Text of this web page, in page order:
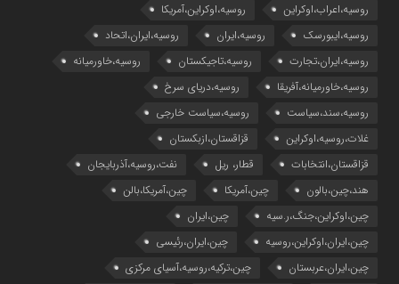
روسیه،اعراب،اوکراین
روسیه،اوکراین،آمریکا
روسیه،ایبورسک
روسیه،ایران
روسیه،ایران،اتحاد
روسیه،ایران،تجارت
روسیه،تاجیکستان
روسیه،خاورمیانه
روسیه،خاورمیانه،آفریقا
روسیه،دریای سرخ
روسیه،سند،سیاست
روسیه،سیاست خارجی
غلات،روسیه،اوکراین
قزاقستان،ازبکستان
قزاقستان،انتخابات
قطار، ریل
نفت،روسیه،آذربایجان
هند،چین،بالون
چین،آمریکا
چین،آمریکا،بالن
چین،اوکراین،جنگ،ر.سیه
چین،ایران
چین،ایران،اوکراین،روسیه
چین،ایران،رئیسی
چین،ایران،عربستان
چین،ترکیه،روسیه،آسیای مرکزی